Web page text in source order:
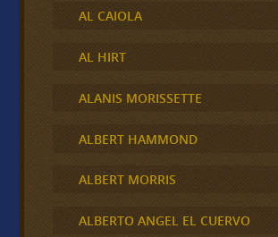
AL CAIOLA
AL HIRT
ALANIS MORISSETTE
ALBERT HAMMOND
ALBERT MORRIS
ALBERTO ANGEL EL CUERVO